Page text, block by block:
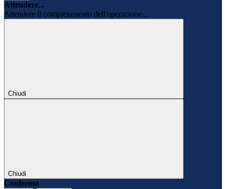
Attendere...
Attendere il completamento dell'operazione...
Chiudi
Chiudi
Conferma